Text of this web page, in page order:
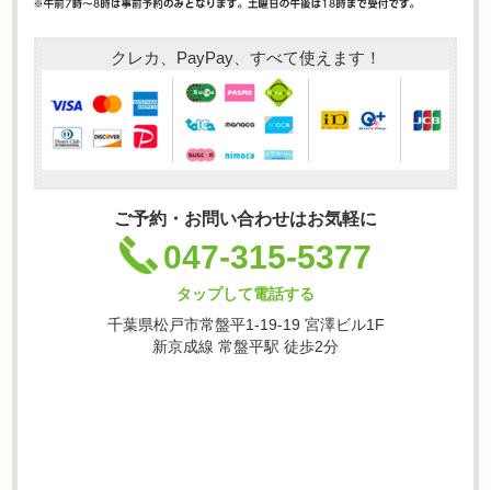
クレカ、PayPay、すべて使えます！
ご予約・お問い合わせはお気軽に
047-315-5377
タップして電話する
千葉県松戸市常盤平1-19-19 宮澤ビル1F
新京成線 常盤平駅 徒歩2分